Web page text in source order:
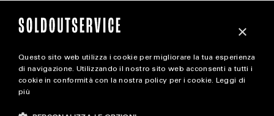
magazine
×
Questo sito web utilizza i cookie per migliorare la tua esperienza
di navigazione. Utilizzando il nostro sito web acconsenti a tutti i
cookie in conformità con la nostra policy per i cookie. Leggi di
più